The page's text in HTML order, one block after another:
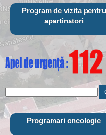
Program de vizita pentru
apartinatori
Programari oncologie